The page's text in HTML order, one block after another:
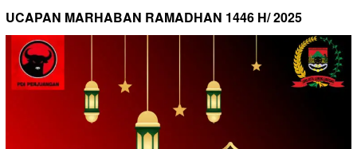
UCAPAN MARHABAN RAMADHAN 1446 H/ 2025